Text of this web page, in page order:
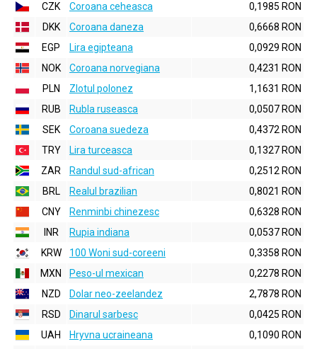
CZK
Coroana ceheasca
0,1985 RON
DKK
Coroana daneza
0,6668 RON
EGP
Lira egipteana
0,0929 RON
NOK
Coroana norvegiana
0,4231 RON
PLN
Zlotul polonez
1,1631 RON
RUB
Rubla ruseasca
0,0507 RON
SEK
Coroana suedeza
0,4372 RON
TRY
Lira turceasca
0,1327 RON
ZAR
Randul sud-african
0,2512 RON
BRL
Realul brazilian
0,8021 RON
CNY
Renminbi chinezesc
0,6328 RON
INR
Rupia indiana
0,0537 RON
KRW
100 Woni sud-coreeni
0,3358 RON
MXN
Peso-ul mexican
0,2278 RON
NZD
Dolar neo-zeelandez
2,7878 RON
RSD
Dinarul sarbesc
0,0425 RON
UAH
Hryvna ucraineana
0,1090 RON